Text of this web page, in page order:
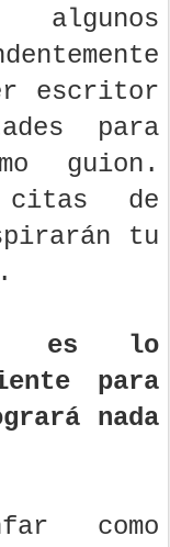
escritor
para
guion.
citas de
tu
es lo
para
nada
como